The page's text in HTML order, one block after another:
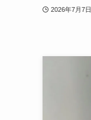
2026年7月7日